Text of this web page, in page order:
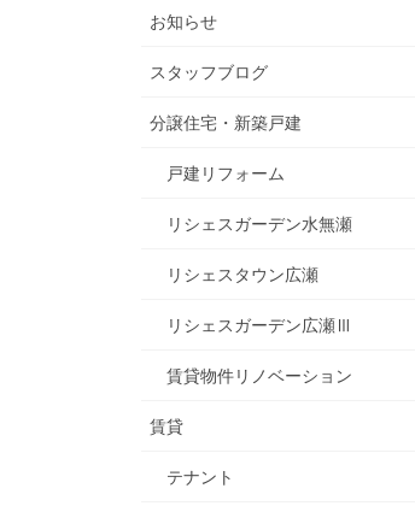
お知らせ
スタッフブログ
分譲住宅・新築戸建
戸建リフォーム
リシェスガーデン水無瀬
リシェスタウン広瀬
リシェスガーデン広瀬Ⅲ
賃貸物件リノベーション
賃貸
テナント